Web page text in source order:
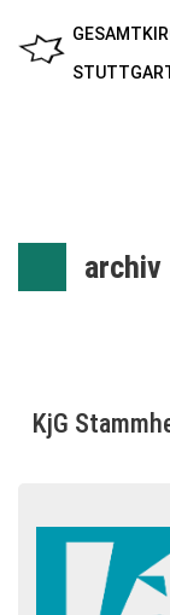
archiv
KjG